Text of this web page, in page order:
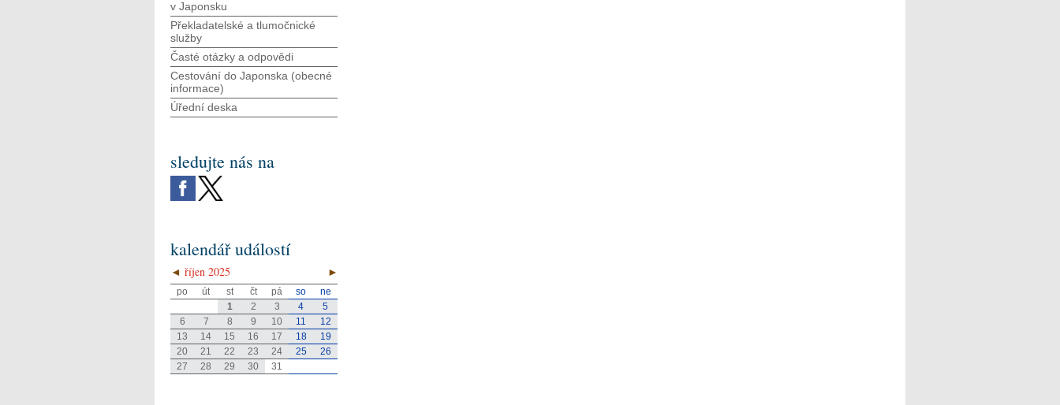
v Japonsku
Překladatelské a tlumočnické
služby
Časté otázky a odpovědi
Cestování do Japonska (obecné
informace)
Úřední deska
sledujte nás na
kalendář událostí
◄ ►
říjen 2025
po út st čt pá so
ne
1
2 3 4
5
6
7 8 9 10 11
12
13
14 15 16 17 18
19
20
21 22 23 24 25
26
27
28 29 30 31